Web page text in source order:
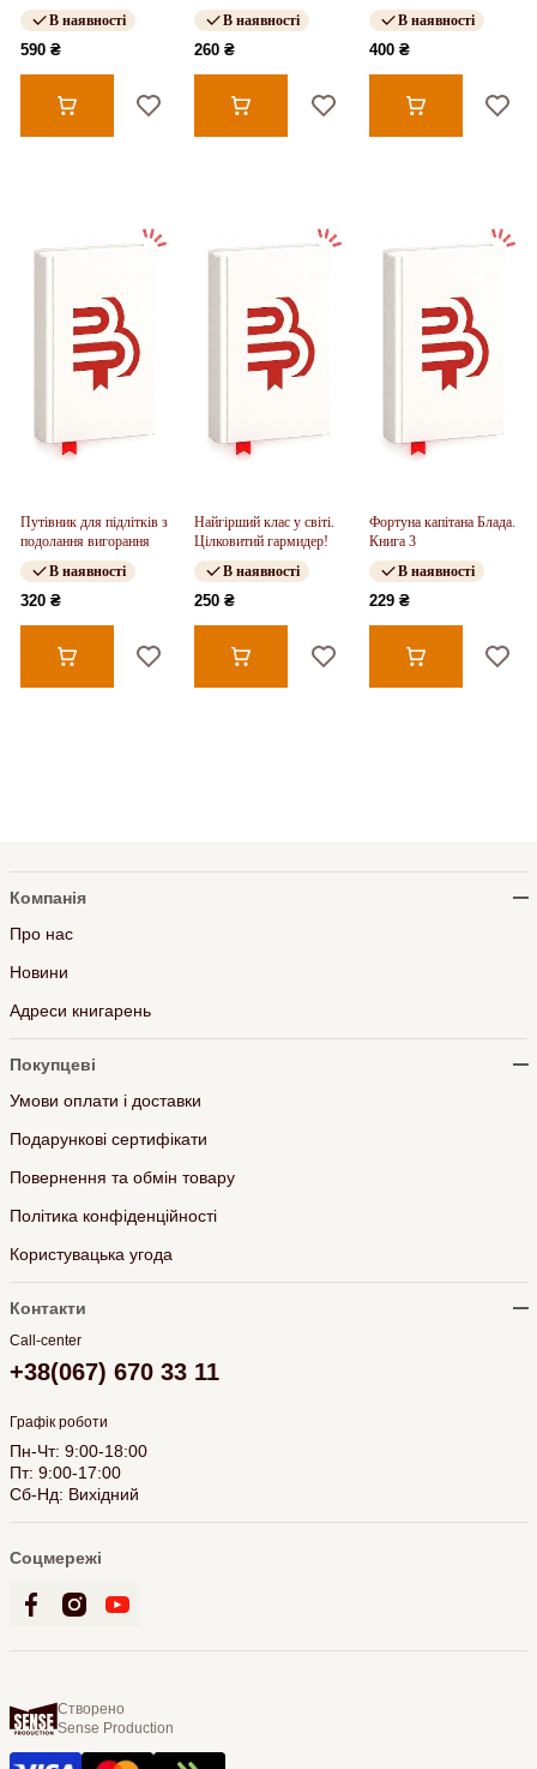
В наявності
590 ₴
майже переміг!
В наявності
260 ₴
Бейкерлу
В наявності
400 ₴
Путівник для підлітків з
подолання вигорання
В наявності
320 ₴
Найгірший клас у світі.
Цілковитий гармидер!
В наявності
250 ₴
Фортуна капітана Блада.
Книга 3
В наявності
229 ₴
Компанія
Про нас
Новини
Адреси книгарень
Покупцеві
Умови оплати і доставки
Подарункові сертифікати
Повернення та обмін товару
Політика конфіденційності
Користувацька угода
Контакти
Call-center
+38(067) 670 33 11
Графік роботи
Пн-Чт: 9:00-18:00
Пт: 9:00-17:00
Сб-Нд: Вихідний
Соцмережі
Створено
Sense Production